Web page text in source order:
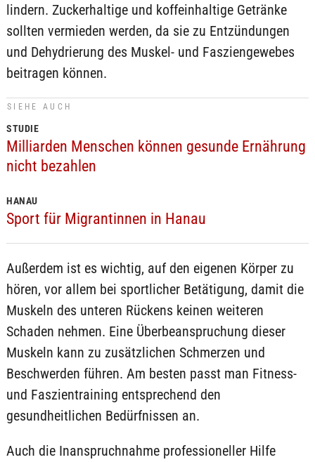
lindern. Zuckerhaltige und koffeinhaltige Getränke
sollten vermieden werden, da sie zu Entzündungen
und Dehydrierung des Muskel- und Fasziengewebes
beitragen können.
SIEHE AUCH
STUDIE
Milliarden Menschen können gesunde Ernährung
nicht bezahlen
HANAU
Sport für Migrantinnen in Hanau
Außerdem ist es wichtig, auf den eigenen Körper zu
hören, vor allem bei sportlicher Betätigung, damit die
Muskeln des unteren Rückens keinen weiteren
Schaden nehmen. Eine Überbeanspruchung dieser
Muskeln kann zu zusätzlichen Schmerzen und
Beschwerden führen. Am besten passt man Fitness-
und Faszientraining entsprechend den
gesundheitlichen Bedürfnissen an.
Auch die Inanspruchnahme professioneller Hilfe